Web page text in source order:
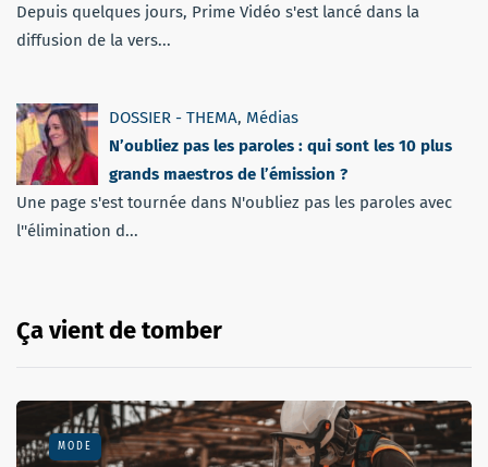
Depuis quelques jours, Prime Vidéo s'est lancé dans la
diffusion de la vers...
DOSSIER - THEMA, Médias
N’oubliez pas les paroles : qui sont les 10 plus
grands maestros de l’émission ?
Une page s'est tournée dans N'oubliez pas les paroles avec
l''élimination d...
Ça vient de tomber
MODE